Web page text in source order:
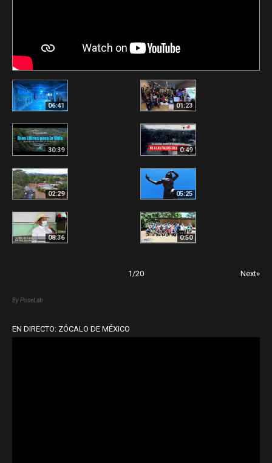
06:41 01:23
30:39 0:49
02:29 05:25
08:36 0:50
1/20 Next»
By PoseLab
EN DIRECTO: ZÓCALO DE MÉXICO